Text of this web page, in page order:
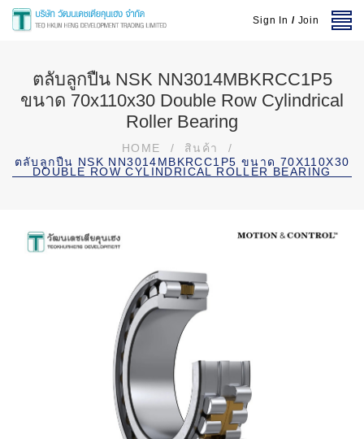
Sign In / Join
ตลับลูกปืน NSK NN3014MBKRCC1P5
ขนาด 70x110x30 Double Row Cylindrical
Roller Bearing
HOME / สินค้า
/
ตลับลูกปืน NSK NN3014MBKRCC1P5 ขนาด 70X110X30
DOUBLE ROW CYLINDRICAL ROLLER BEARING